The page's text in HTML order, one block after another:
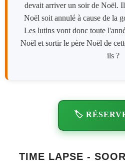
devait arriver un soir de Noël.
Noël soit annulé à cause de la
Les lutins vont donc toute
Noël et sortir le père Noël de
ils ?
🏷️
TIME LAPSE -